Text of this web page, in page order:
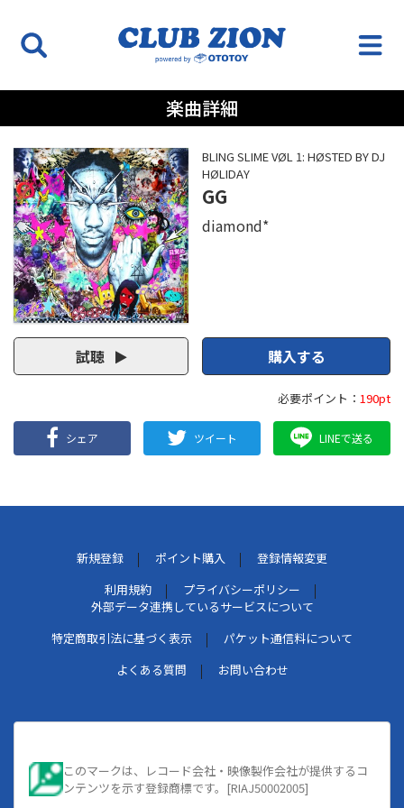
楽曲詳細
BLING SLIME VØL 1: HØSTED BY DJ
HØLIDAY
GG
diamond*
試聴 購入する
必要ポイント： 190pt
シェア ツイート LINEで送る
新規登録 ポイント購入
登録情報変更
利用規約
プライバシーポリシー
外部データ連携しているサービスについて
特定商取引法に基づく表示
パケット通信料について
よくある質問
お問い合わせ
このマークは、レコード会社・映像製作会社が提供するコ
ンテンツを示す登録商標です。[RIAJ50002005]